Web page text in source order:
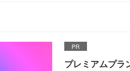
PR
プレミアムプラ